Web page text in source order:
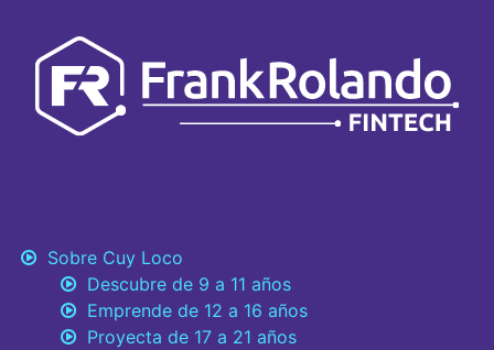
Sobre Cuy Loco
Descubre de 9 a 11 años
Emprende de 12 a 16 años
Proyecta de 17 a 21 años